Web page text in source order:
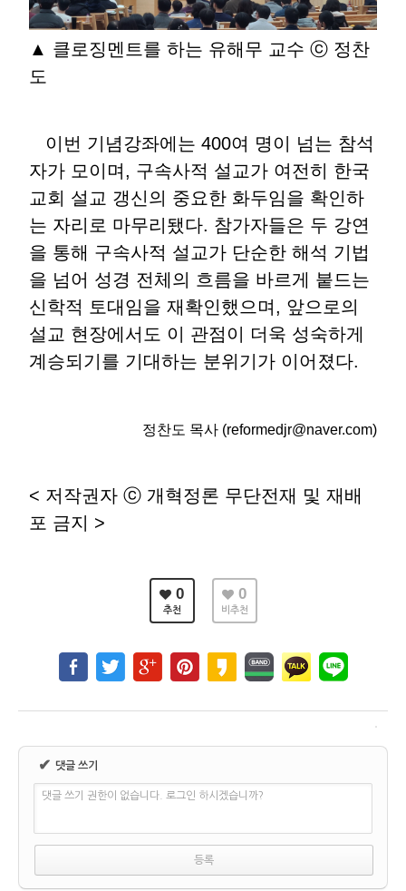
▲ 클로징멘트를 하는 유해무 교수 ⓒ 정찬
도
이번 기념강좌에는 400여 명이 넘는 참석
자가 모이며, 구속사적 설교가 여전히 한국
교회 설교 갱신의 중요한 화두임을 확인하
는 자리로 마무리됐다. 참가자들은 두 강연
을 통해 구속사적 설교가 단순한 해석 기법
을 넘어 성경 전체의 흐름을 바르게 붙드는
신학적 토대임을 재확인했으며, 앞으로의
설교 현장에서도 이 관점이 더욱 성숙하게
계승되기를 기대하는 분위기가 이어졌다.
정찬도 목사 (reformedjr@naver.com)
< 저작권자 ⓒ 개혁정론 무단전재 및 재배
포 금지 >
0
추천
0
비추천
✔ 댓글 쓰기
댓글 쓰기 권한이 없습니다. 로그인 하시겠습니까?